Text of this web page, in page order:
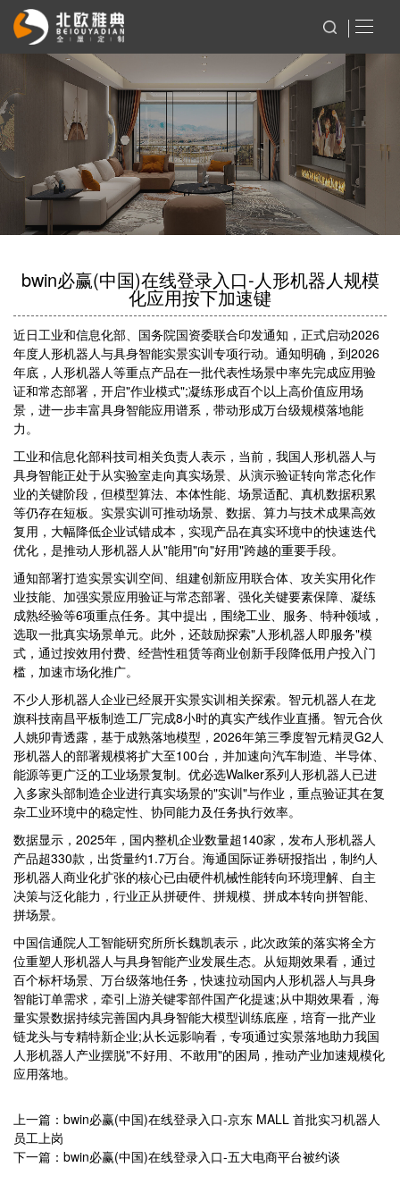
bwin必赢(中国)在线登录入口-人形机器人规模
化应用按下加速键
近日工业和信息化部、国务院国资委联合印发通知，正式启动2026
年度人形机器人与具身智能实景实训专项行动。通知明确，到2026
年底，人形机器人等重点产品在一批代表性场景中率先完成应用验
证和常态部署，开启"作业模式";凝练形成百个以上高价值应用场
景，进一步丰富具身智能应用谱系，带动形成万台级规模落地能
力。
工业和信息化部科技司相关负责人表示，当前，我国人形机器人与
具身智能正处于从实验室走向真实场景、从演示验证转向常态化作
业的关键阶段，但模型算法、本体性能、场景适配、真机数据积累
等仍存在短板。实景实训可推动场景、数据、算力与技术成果高效
复用，大幅降低企业试错成本，实现产品在真实环境中的快速迭代
优化，是推动人形机器人从"能用"向"好用"跨越的重要手段。
通知部署打造实景实训空间、组建创新应用联合体、攻关实用化作
业技能、加强实景应用验证与常态部署、强化关键要素保障、凝练
成熟经验等6项重点任务。其中提出，围绕工业、服务、特种领域，
选取一批真实场景单元。此外，还鼓励探索"人形机器人即服务"模
式，通过按效用付费、经营性租赁等商业创新手段降低用户投入门
槛，加速市场化推广。
不少人形机器人企业已经展开实景实训相关探索。智元机器人在龙
旗科技南昌平板制造工厂完成8小时的真实产线作业直播。智元合伙
人姚卯青透露，基于成熟落地模型，2026年第三季度智元精灵G2人
形机器人的部署规模将扩大至100台，并加速向汽车制造、半导体、
能源等更广泛的工业场景复制。优必选Walker系列人形机器人已进
入多家头部制造企业进行真实场景的"实训"与作业，重点验证其在复
杂工业环境中的稳定性、协同能力及任务执行效率。
数据显示，2025年，国内整机企业数量超140家，发布人形机器人
产品超330款，出货量约1.7万台。海通国际证券研报指出，制约人
形机器人商业化扩张的核心已由硬件机械性能转向环境理解、自主
决策与泛化能力，行业正从拼硬件、拼规模、拼成本转向拼智能、
拼场景。
中国信通院人工智能研究所所长魏凯表示，此次政策的落实将全方
位重塑人形机器人与具身智能产业发展生态。从短期效果看，通过
百个标杆场景、万台级落地任务，快速拉动国内人形机器人与具身
智能订单需求，牵引上游关键零部件国产化提速;从中期效果看，海
量实景数据持续完善国内具身智能大模型训练底座，培育一批产业
链龙头与专精特新企业;从长远影响看，专项通过实景落地助力我国
人形机器人产业摆脱"不好用、不敢用"的困局，推动产业加速规模化
应用落地。
上一篇：bwin必赢(中国)在线登录入口-京东 MALL 首批实习机器人
员工上岗
下一篇：bwin必赢(中国)在线登录入口-五大电商平台被约谈